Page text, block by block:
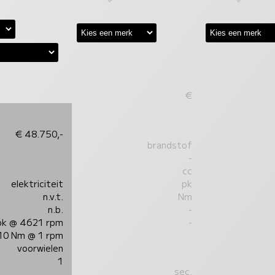
€ 48.750,-
elektriciteit
n.v.t.
n.b.
@ 4621 rpm
Nm @ 1 rpm
voorwielen
1
€
brandstof
-
cc
pk
Nm
-
-
sec.